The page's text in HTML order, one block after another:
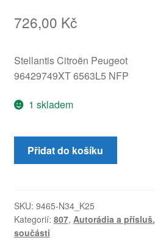
726,00 Kč
Stellantis Citroën Peugeot
96429749XT 6563L5 NFP
1 skladem
Mikrofon
Handsfree
96429749XT
6563L5
množství
Přidat do košíku
SKU: 9465-N34_K25
Kategorií: 807, Autorádia a přísluš.
součásti